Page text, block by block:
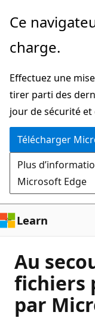
Passer
directement
au
principal
Ce
charge.
Effectuez une
tirer parti des
jour de sécurité
Télécharger
Plus
Microsoft Edge
Learn
Au
fichiers
par